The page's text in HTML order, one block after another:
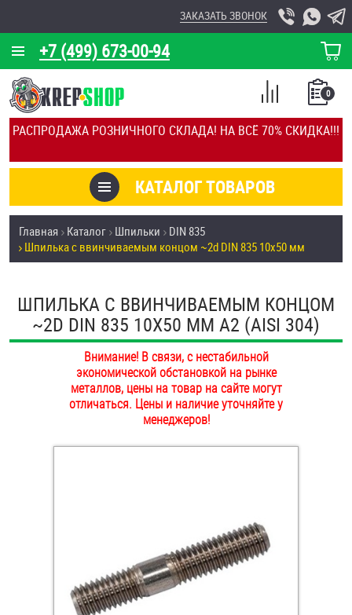
РАСПРОДАЖА РОЗНИЧНОГО СКЛАДА! НА ВСЁ 70% СКИДКА!!!
+7 (499) 673-00-94
ЗАКАЗАТЬ ЗВОНОК
КОРЗИНА
О КОМПАНИИ
КАЛЬКУЛЯТОР
ОТЗЫВЫ
УСЛУГИ
СКИДКИ
ОПТ
ПОКУПАТЕЛЯМ
ОПЛАТА И ДОСТАВКА
НАШИ МАГАЗИНЫ
КАТАЛОГ ТОВАРОВ
0
СПИСОК
СРАВНЕНИЕ
Товары со скидкой
Анкеры
Антивандальный крепёж, инструмент
Болты и винты
Втулки
Заклепки (Гайки-Заклепки)
Инструмент
Главная Каталог Шпильки
DIN 835
Шпилька c ввинчиваемым концом ~2d DIN 835 10х50 мм
ШПИЛЬКА C ВВИНЧИВАЕМЫМ КОНЦОМ
~2D DIN 835 10Х50 ММ А2 (AISI 304)
Внимание! В связи, с нестабильной
экономической обстановкой на рынке
металлов, цены на товар на сайте могут
отличаться. Цены и наличие уточняйте у
менеджеров!